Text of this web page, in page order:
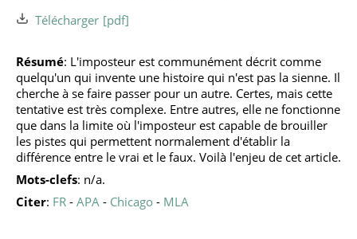
Télécharger
Résumé: L'imposteur est communément décrit comme
quelqu'un qui invente une histoire qui n'est pas la sienne. Il
cherche à se faire passer pour un autre. Certes, mais cette
tentative est très complexe. Entre autres, elle ne fonctionne
que dans la limite où l'imposteur est capable de brouiller
les pistes qui per­mettent normalement d'établir la
différence entre le vrai et le faux. Voilà l'enjeu de cet article.
Mots-clefs: n/a.
Citer: FR - APA - Chicago - MLA